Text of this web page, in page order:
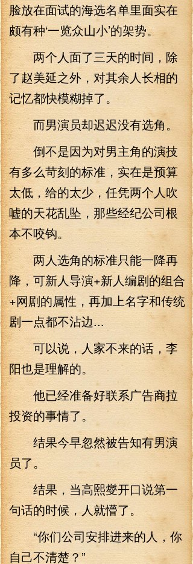
脸放在面试的海选名单里面实在
颇有种‘一览众山小’的架势。
两个人面了三天的时间，除
了赵美延之外，对其余人长相的
记忆都快模糊掉了。
而男演员却迟迟没有选角。
倒不是因为对男主角的演技
有多么苛刻的标准，实在是预算
太低，给的太少，任凭两个人吹
嘘的天花乱坠，那些经纪公司根
本不咬钩。
两人选角的标准只能一降再
降，可新人导演+新人编剧的组合
+网剧的属性，再加上名字和传统
剧一点都不沾边...
可以说，人家不来的话，李
阳也是理解的。
他已经准备好联系广告商拉
投资的事情了。
结果今早忽然被告知有男演
员了。
结果，当高熙燮开口说第一
句话的时候，人就懵了。
“你们公司安排进来的人，你
自己不清楚？”